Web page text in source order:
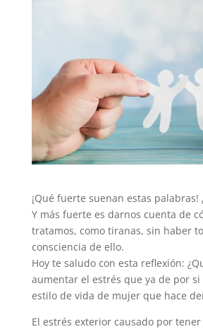
¡Qué fuerte suenan estas palabras!
Y más fuerte es darnos cuenta de
tratamos, como tiranas, sin haber
consciencia de ello.
Hoy te saludo con esta reflexión:
aumentar el estrés que ya de por si
estilo de vida de mujer que hace
El estrés exterior causado por